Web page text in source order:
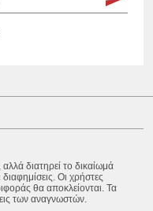
διατηρεί το δικαίωμά
Οι χρήστες
θα αποκλείονται. Τα
των αναγνωστών.